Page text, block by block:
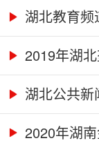
湖北教育
2019年湖
湖北公共
2020年湖